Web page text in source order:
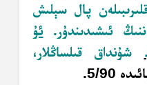
بىلەن پال سېلىش
ئىشىدىندۇر.ئۇ
شۇنداق قىلساڭلار،
5/90.